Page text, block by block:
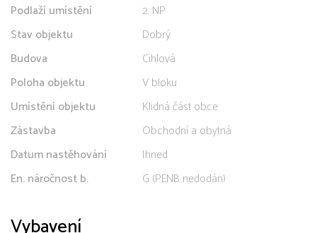
Podlaží umístění
2. NP
Stav objektu
Dobrý
Budova
Cihlová
Poloha objektu
V bloku
Umístění objektu
Klidná část obce
Zástavba
Obchodní a obytná
Datum nastěhování
Ihned
En. náročnost b.
G (PENB nedodán)
Vybavení